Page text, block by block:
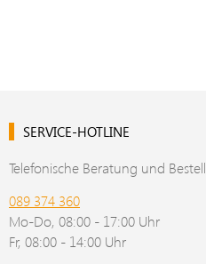
SERVICE-HOTLINE
Telefonische Beratung und
089 374 360
Mo-Do, 08:00 - 17:00 Uhr
Fr, 08:00 - 14:00 Uhr